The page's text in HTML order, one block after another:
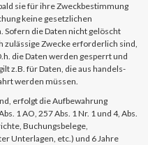
sie für ihre Zweckbestimmung
keine gesetzlichen
die Daten nicht gelöscht
zulässige Zwecke erforderlich sind,
die Daten werden gesperrt und
z.B. für Daten, die aus handels-
werden müssen.
erfolgt die Aufbewahrung
1 AO, 257 Abs. 1 Nr. 1 und 4, Abs.
Buchungsbelege,
Unterlagen, etc.) und 6 Jahre